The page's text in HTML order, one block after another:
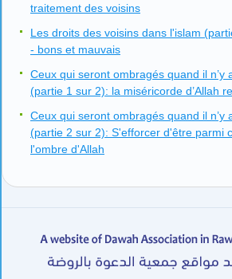
traitement des voisins
Les droits des voisins dans l'islam
- bons et mauvais
Ceux qui seront ombragés quand il n’y
(partie 1 sur 2): la miséricorde d’Allah
Ceux qui seront ombragés quand il n’y
(partie 2 sur 2): S'efforcer d'être parmi
l'ombre d'Allah